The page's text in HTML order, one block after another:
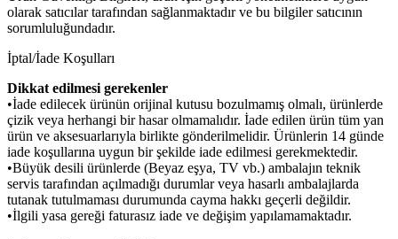
olarak satıcılar tarafından sağlanmaktadır ve bu bilgiler satıcının
sorumluluğundadır.
İptal/İade Koşulları
Dikkat edilmesi gerekenler
•İade edilecek ürünün orijinal kutusu bozulmamış olmalı, ürünlerde
çizik veya herhangi bir hasar olmamalıdır. İade edilen ürün tüm yan
ürün ve aksesuarlarıyla birlikte gönderilmelidir. Ürünlerin 14 günde
iade koşullarına uygun bir şekilde iade edilmesi gerekmektedir.
•Büyük desili ürünlerde (Beyaz eşya, TV vb.) ambalajın teknik
servis tarafından açılmadığı durumlar veya hasarlı ambalajlarda
tutanak tutulmaması durumunda cayma hakkı geçerli değildir.
•İlgili yasa gereği faturasız iade ve değişim yapılamamaktadır.